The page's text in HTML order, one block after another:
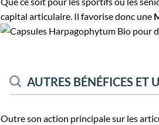
capital articulaire. Il favorise donc une
AUTRES BÉNÉFICES
Outre son action principale sur les